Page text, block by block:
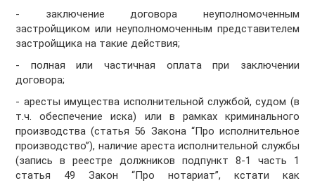
- заключение договора неуполномоченным
застройщиком или неуполномоченным представителем
застройщика на такие действия;
- полная или частичная оплата при заключении
договора;
- аресты имущества исполнительной службой, судом (в
т.ч. обеспечение иска) или в рамках криминального
производства (статья 56 Закона “Про исполнительное
производство”), наличие ареста исполнительной службы
(запись в реестре должников подпункт 8-1 часть 1
статья 49 Закон “Про нотариат”, кстати как